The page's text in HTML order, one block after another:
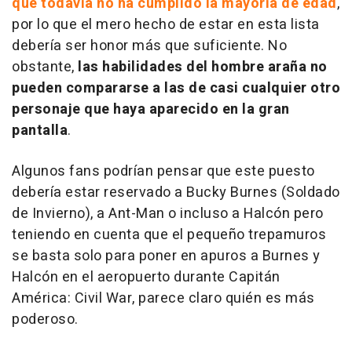
por lo que el mero hecho de estar en esta lista
debería ser honor más que suficiente. No
obstante, las habilidades del hombre araña no
pueden compararse a las de casi cualquier otro
personaje que haya aparecido en la gran
pantalla.
Algunos fans podrían pensar que este puesto
debería estar reservado a Bucky Burnes (Soldado
de Invierno), a Ant-Man o incluso a Halcón pero
teniendo en cuenta que el pequeño trepamuros
se basta solo para poner en apuros a Burnes y
Halcón en el aeropuerto durante Capitán
América: Civil War, parece claro quién es más
poderoso.